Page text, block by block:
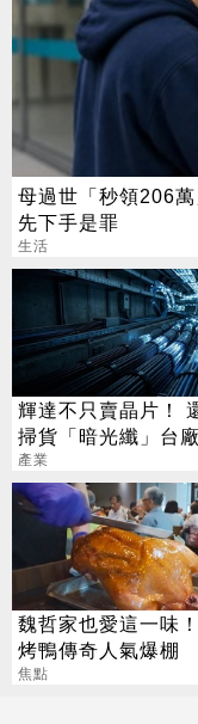
母過世「秒領206
先下手是罪
生活
輝達不只賣晶片！
掃貨「暗光纖」台
訊要飛了
產業
魏哲家也愛這一味
烤鴨傳奇人氣爆棚
焦點